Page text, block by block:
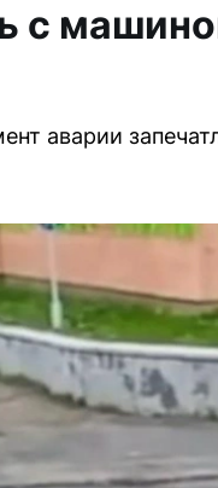
с
аварии